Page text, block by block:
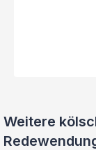
Weitere